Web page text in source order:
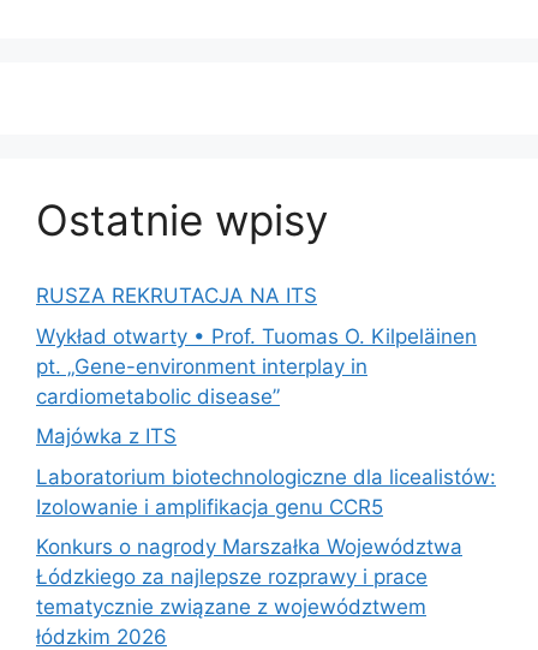
Ostatnie wpisy
RUSZA REKRUTACJA NA ITS
Wykład otwarty • Prof. Tuomas O. Kilpeläinen
pt. „Gene-environment interplay in
cardiometabolic disease”
Majówka z ITS
Laboratorium biotechnologiczne dla licealistów:
Izolowanie i amplifikacja genu CCR5
Konkurs o nagrody Marszałka Województwa
Łódzkiego za najlepsze rozprawy i prace
tematycznie związane z województwem
łódzkim 2026